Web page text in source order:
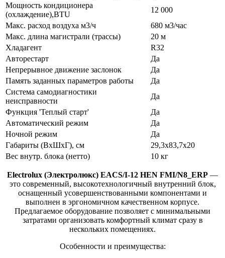
Мощность кондиционера
(охлаждение),BTU
12 000
Макс. расход воздуха м3/ч
680 м3/час
Макс. длина магистрали (трассы)
20 м
Хладагент
R32
Авторестарт
Да
Непрерывное движение заслонок
Да
Память заданных параметров работы
Да
Система самодиагностики
неисправности
Да
Функция 'Теплый старт'
Да
Автоматический режим
Да
Ночной режим
Да
Габариты (ВхШхГ), см
29,3х83,7х20
Вес внутр. блока (нетто)
10 кг
Electrolux (Электролюкс) EACS/I-12 HEN FMI/N8_ ERP —
это современный, высокотехнологичный внутренний блок,
оснащенный усовершенствованными компонентами и
выполнен в эргономичном качественном корпусе.
Предлагаемое оборудование позволяет с минимальными
затратами организовать комфортный климат сразу в
нескольких помещениях.
Особенности и преимущества: